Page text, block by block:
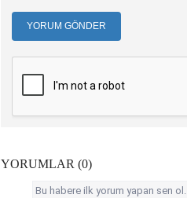
YORUM GÖNDER
YORUMLAR (0)
Bu habere ilk yorum yapan sen ol.